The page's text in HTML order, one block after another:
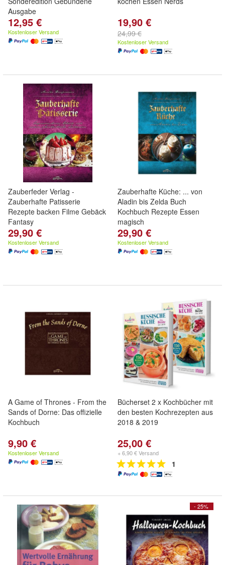
Ausgabe
12,95 €
Kostenloser Versand
19,90 €
24,99 €
Kostenloser Versand
Zauberfeder Verlag -
Zauberhafte Patisserie
Rezepte backen Filme Gebäck
Fantasy
29,90 €
Kostenloser Versand
Zauberhafte Küche: ... von
Aladin bis Zelda Buch
Kochbuch Rezepte Essen
magisch
29,90 €
Kostenloser Versand
A Game of Thrones - From the
Sands of Dorne: Das offizielle
Kochbuch
9,90 €
Kostenloser Versand
Bücherset 2 x Kochbücher mit
den besten Kochrezepten aus
2018 & 2019
25,00 €
+ 6,90 € Versand
1
- 25%